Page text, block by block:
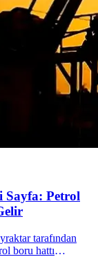
Petrol
tarafından
boru hattı